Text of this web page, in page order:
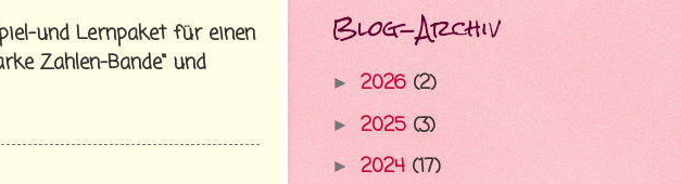
und Lernpaket für einen
Zahlen-Bande“ und
Blog-Archiv
► 2026 (2)
► 2025 (3)
► 2024 (17)